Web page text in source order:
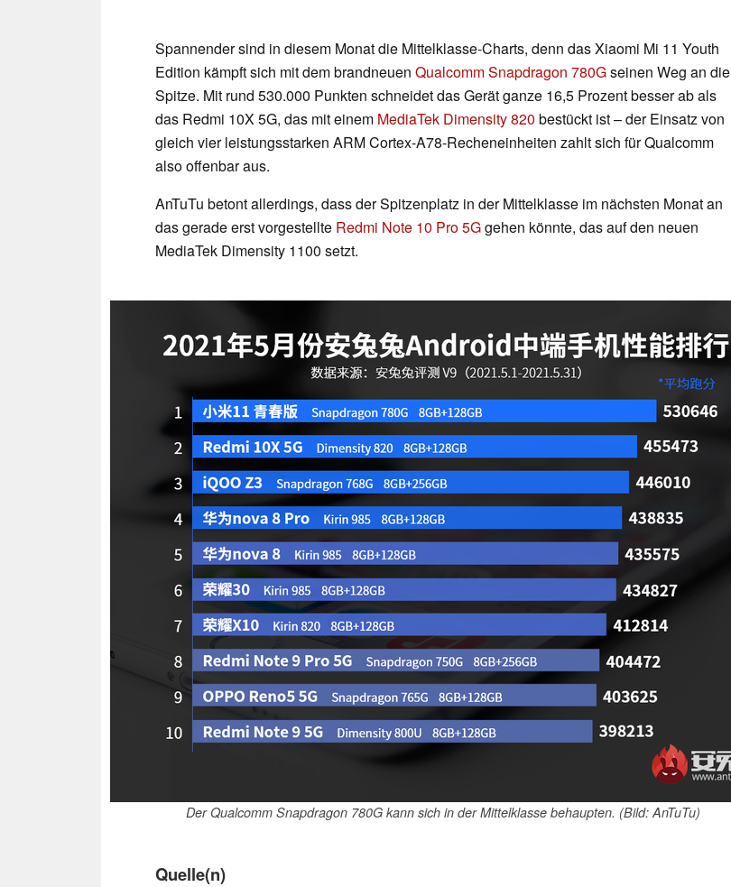
Spannender sind in diesem Monat die Mittelklasse-Charts, denn das Xiaomi Mi 11 Youth
Edition kämpft sich mit dem brandneuen Qualcomm Snapdragon 780Gseinen Weg an die
Spitze. Mit rund 530.000 Punkten schneidet das Gerät ganze 16,5 Prozent besser ab als
das Redmi 10X 5G, das mit einem MediaTek Dimensity 820 bestückt ist – der Einsatz von
gleich vier leistungsstarken ARM Cortex-A78-Recheneinheiten zahlt sich für Qualcomm
also offenbar aus.
AnTuTu betont allerdings, dass der Spitzenplatz in der Mittelklasse im nächsten Monat an
das gerade erst vorgestellte Redmi Note 10 Pro 5Ggehen könnte, das auf den neuen
MediaTek Dimensity 1100 setzt.
Der Qualcomm Snapdragon 780G kann sich in der Mittelklasse behaupten. (Bild: AnTuTu)
Quelle(n)